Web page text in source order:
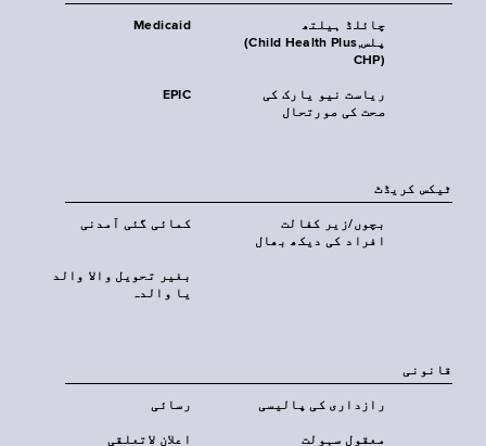
Medicaid
چائلڈ ہیلتھ
پلس‎(Child Health Plus,
CHP)‎
EPIC
ریاست نیو یارک کی
صحت کی صورتحال
ٹیکس کریڈٹ
کمائی گئی آمدنی
بچوں/زیر کفالت
افراد کی دیکھ بھال
بغیر تحویل والا والد
یا والدہ
قانونی
رسائی رازداری کی پالیسی
اعلان لاتعلقی معقول سہولت